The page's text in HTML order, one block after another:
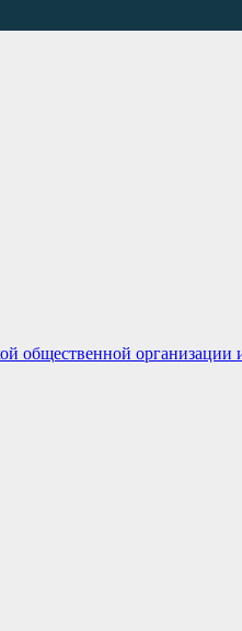
общественной организации